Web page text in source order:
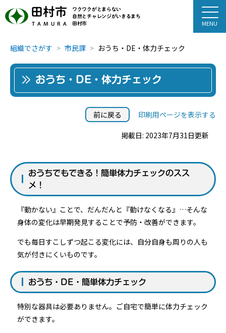
田村市
TAMURA
ワクワクがとまらない
自然とチャレンジがいきるまち
田村市
組織でさがす 市民課 おうち・DE・体力チェック
おうち・DE・体力チェック
前に戻る 印刷用ページを表示する
掲載日: 2023年7月31日更新
おうちでもできる！簡単体力チェックのスス
メ！
『動かない』ことで、だんだんと『動けなくなる』…そんな
身体の変化は早期発見することで予防・改善ができます。
でも毎日すこしずつ起こる変化には、自分自身も周りの人も
気が付きにくいものです。
おうち・DE・簡単体力チェック
特別な器具は必要ありません。ご自宅で簡単に体力チェック
ができます。